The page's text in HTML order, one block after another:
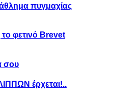
πυγμαχίας
φετινό Brevet
σου
έρχεται!..